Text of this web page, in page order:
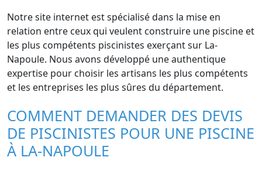
Notre site internet est spécialisé dans la mise en
relation entre ceux qui veulent construire une piscine et
les plus compétents piscinistes exerçant sur La-
Napoule. Nous avons développé une authentique
expertise pour choisir les artisans les plus compétents
et les entreprises les plus sûres du département.
COMMENT DEMANDER DES DEVIS
DE PISCINISTES POUR UNE PISCINE
À LA-NAPOULE